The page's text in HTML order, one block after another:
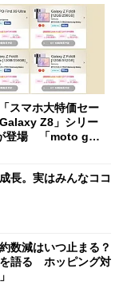
スマホ大特価セー
Z8」シリー
登場 「moto g37
長。実はみんなココ
数減はいつ止まる？
語る ホッピング対